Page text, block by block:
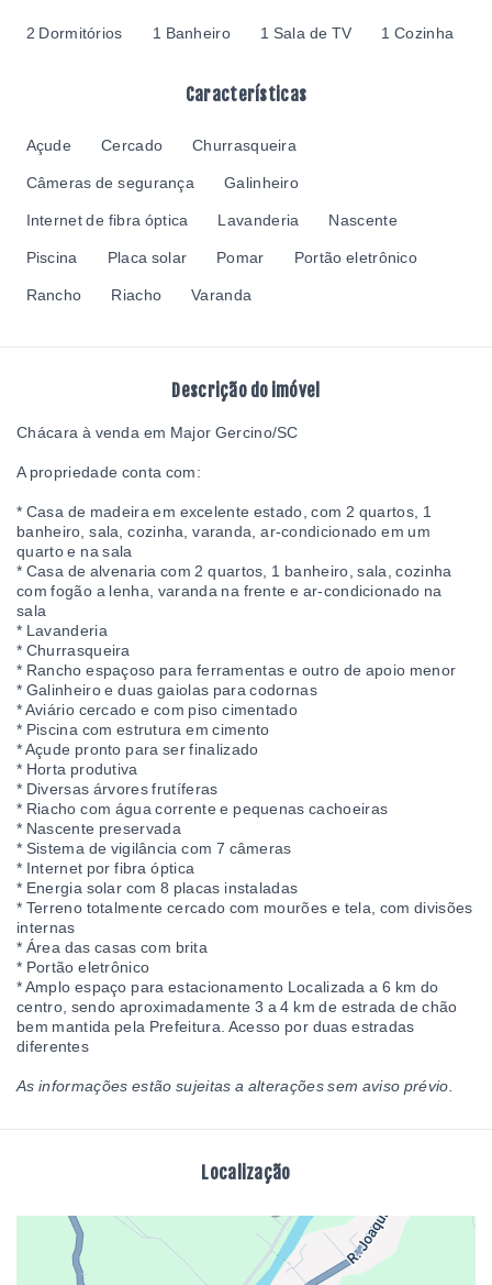
2 Dormitórios 1 Banheiro 1 Sala de TV 1 Cozinha
Características
Açude Cercado Churrasqueira
Câmeras de segurança Galinheiro
Internet de fibra óptica Lavanderia Nascente
Piscina Placa solar Pomar Portão eletrônico
Rancho Riacho Varanda
Descrição do imóvel
Chácara à venda em Major Gercino/SC
A propriedade conta com:
* Casa de madeira em excelente estado, com 2 quartos, 1
banheiro, sala, cozinha, varanda, ar-condicionado em um
quarto e na sala
* Casa de alvenaria com 2 quartos, 1 banheiro, sala, cozinha
com fogão a lenha, varanda na frente e ar-condicionado na
sala
* Lavanderia
* Churrasqueira
* Rancho espaçoso para ferramentas e outro de apoio menor
* Galinheiro e duas gaiolas para codornas
* Aviário cercado e com piso cimentado
* Piscina com estrutura em cimento
* Açude pronto para ser finalizado
* Horta produtiva
* Diversas árvores frutíferas
* Riacho com água corrente e pequenas cachoeiras
* Nascente preservada
* Sistema de vigilância com 7 câmeras
* Internet por fibra óptica
* Energia solar com 8 placas instaladas
* Terreno totalmente cercado com mourões e tela, com divisões
internas
* Área das casas com brita
* Portão eletrônico
* Amplo espaço para estacionamento Localizada a 6 km do
centro, sendo aproximadamente 3 a 4 km de estrada de chão
bem mantida pela Prefeitura. Acesso por duas estradas
diferentes
As informações estão sujeitas a alterações sem aviso prévio.
Localização